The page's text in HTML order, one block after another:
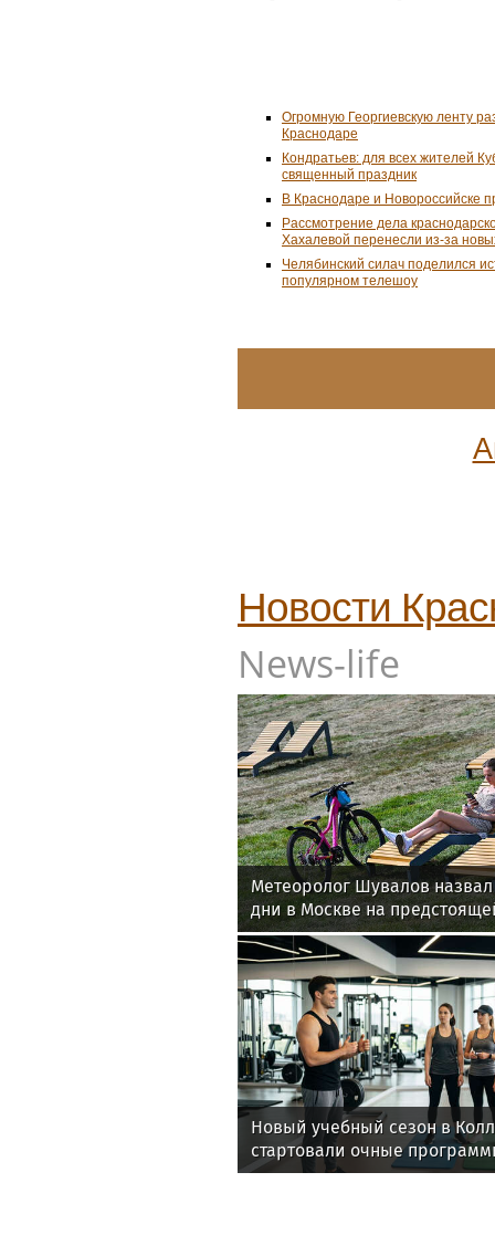
Огромную Георгиевскую ленту
Краснодаре
Кондратьев: для всех жителей
священный праздник
В Краснодаре и Новороссийске
Рассмотрение дела
Хахалевой перенесли из-за
Челябинский силач поделился
популярном телешоу
Новости
News-life
Метеоролог Шувалов
дни в Москве на
Новый учебный сезон в
стартовали очные
фитнес-тренеров и